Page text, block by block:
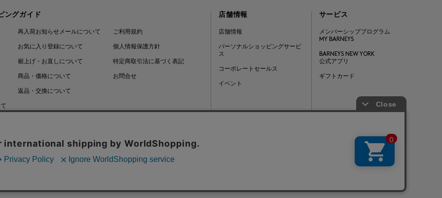
ングガイド
再入荷お知らせメールについて
お気に入り登録について
裾上げ・お直しについて
商品・価格について
返品・交換について
ご利用規約
個人情報保護方針
特定商取引法に基づく表記
お問合せ
店舗情報
店舗情報
パーソナルショッピングサービ
ス
コーポレートセールス
イベント
サービス
メンバーシッププログラム
MY BARNEYS
BARNEYS NEW YORK
公式アプリ
ギフトカード